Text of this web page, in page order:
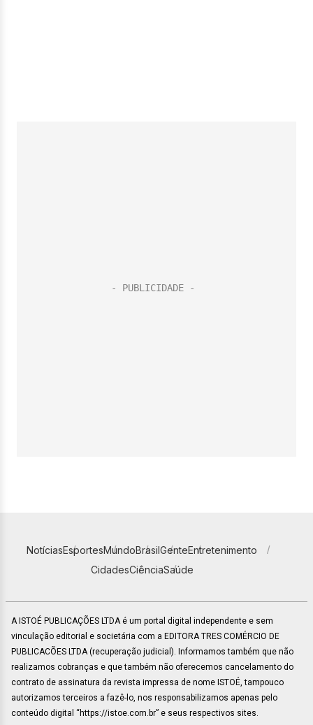
NotíciasEsportesMundoBrasilGenteEntretenimento
CidadesCiênciaSaúde
A ISTOÉ PUBLICAÇÕES LTDA é um portal digital independente e sem
vinculação editorial e societária com a EDITORA TRES COMÉRCIO DE
PUBLICACÕES LTDA (recuperação judicial). Informamos também que não
realizamos cobranças e que também não oferecemos cancelamento do
contrato de assinatura da revista impressa de nome ISTOÉ, tampouco
autorizamos terceiros a fazê-lo, nos responsabilizamos apenas pelo
conteúdo digital “https://istoe.com.br” e seus respectivos sites.